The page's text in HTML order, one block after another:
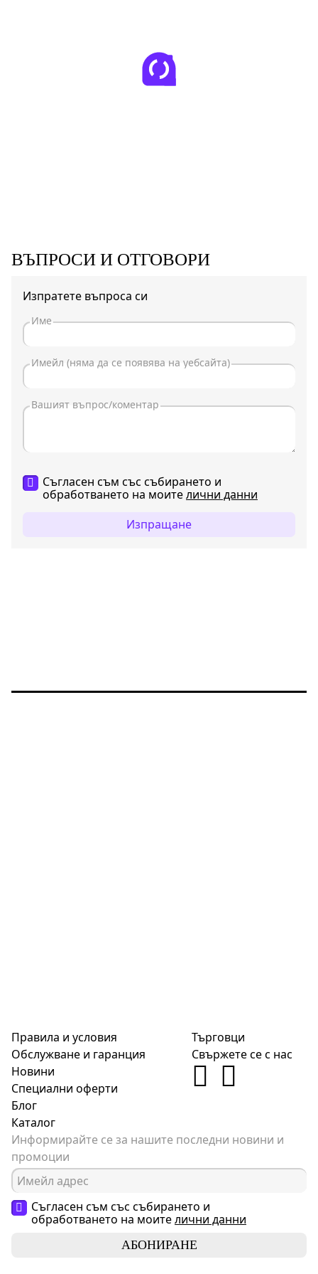
ВЪПРОСИ И ОТГОВОРИ
Изпратете въпроса си
Съгласен съм със събирането и
обработването на моителични данни
Изпращане
Правила и условия
Обслужване и гаранция
Новини
Специални оферти
Блог
Каталог
Търговци
Свържете се с нас
Информирайте се за нашите последни новини и
промоции
Съгласен съм със събирането и
обработването на моителични данни
АБОНИРАНЕ